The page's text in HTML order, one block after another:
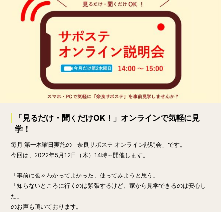
「見るだけ・聞くだけOK！」オンラインで気軽に見
学！
毎月 第一木曜日実施の「奈良サポステ オンライン説明会」です。
今回は、 2022年5月12日（木）14時～開催します。
「事前に色々わかってよかった、使ってみようと思う」
「知らないところに行くのは緊張するけど、家から見学できるのは安心し
た」
のお声も頂いております。